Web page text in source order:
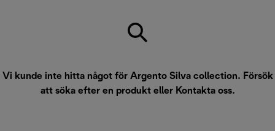
Vi kunde inte hitta något för Argento Silva collection. Försök
att söka efter en produkt eller Kontakta oss.